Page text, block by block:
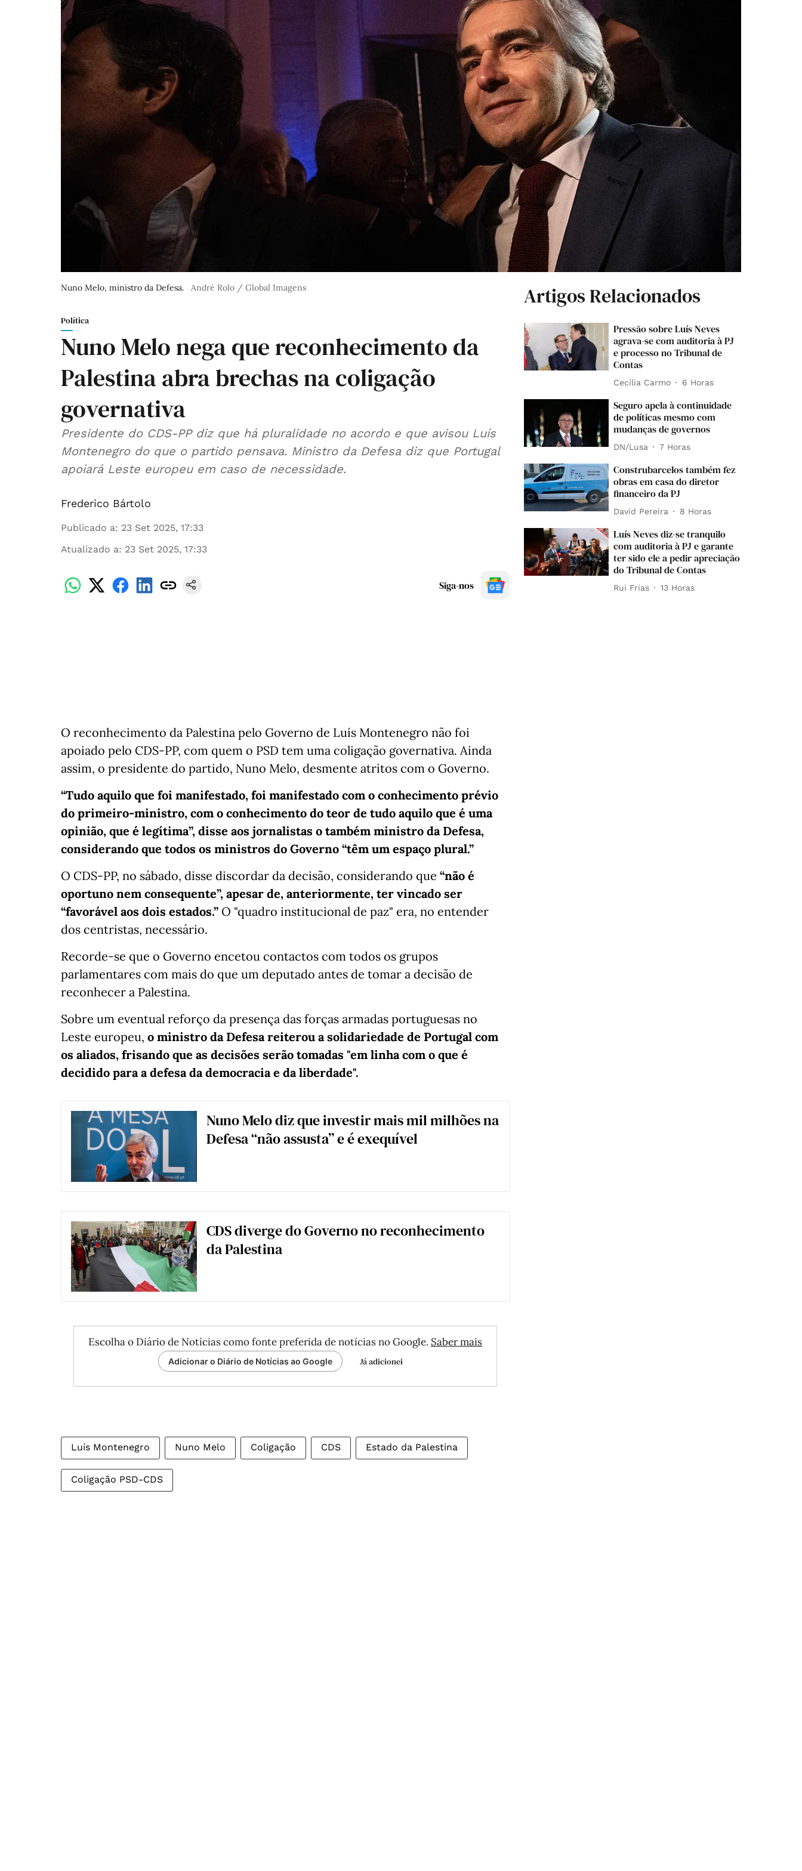
Nuno Melo, ministro da Defesa. André Rolo / Global Imagens
Política
Nuno Melo nega que reconhecimento da
Palestina abra brechas na coligação
governativa
Presidente do CDS-PP diz que há pluralidade no acordo e que avisou Luís
Montenegro do que o partido pensava. Ministro da Defesa diz que Portugal
apoiará Leste europeu em caso de necessidade.
Frederico Bártolo
Publicado a: 23 Set 2025, 17:33
Atualizado a: 23 Set 2025, 17:33
Siga-nos
O reconhecimento da Palestina pelo Governo de Luís Montenegro não foi
apoiado pelo CDS-PP, com quem o PSD tem uma coligação governativa. Ainda
assim, o presidente do partido, Nuno Melo, desmente atritos com o Governo.
“Tudo aquilo que foi manifestado, foi manifestado com o conhecimento prévio
do primeiro-ministro, com o conhecimento do teor de tudo aquilo que é uma
opinião, que é legítima”, disse aos jornalistas o também ministro da Defesa,
considerando que todos os ministros do Governo “têm um espaço plural.”
O CDS-PP, no sábado, disse discordar da decisão, considerando que “não é
oportuno nem consequente”, apesar de, anteriormente, ter vincado ser
“favorável aos dois estados.” O "quadro institucional de paz" era, no entender
dos centristas, necessário.
Recorde-se que o Governo encetou contactos com todos os grupos
parlamentares com mais do que um deputado antes de tomar a decisão de
reconhecer a Palestina.
Sobre um eventual reforço da presença das forças armadas portuguesas no
Leste europeu, o ministro da Defesa reiterou a solidariedade de Portugal com
os aliados, frisando que as decisões serão tomadas "em linha com o que é
decidido para a defesa da democracia e da liberdade".
Nuno Melo diz que investir mais mil milhões na
Defesa “não assusta” e é exequível
CDS diverge do Governo no reconhecimento
da Palestina
Escolha o Diário de Notícias como fonte preferida de notícias no Google. Saber mais
Adicionar o Diário de Notícias ao Google Já adicionei
Luís Montenegro Nuno Melo Coligação CDS Estado da Palestina
Coligação PSD-CDS
Artigos Relacionados
Pressão sobre Luís Neves
agrava-se com auditoria à PJ
e processo no Tribunal de
Contas
Cecília Carmo 6 Horas
Seguro apela à continuidade
de políticas mesmo com
mudanças de governos
DN/Lusa 7 Horas
Construbarcelos também fez
obras em casa do diretor
financeiro da PJ
David Pereira 8 Horas
Luís Neves diz-se tranquilo
com auditoria à PJ e garante
ter sido ele a pedir apreciação
do Tribunal de Contas
Rui Frias 13 Horas